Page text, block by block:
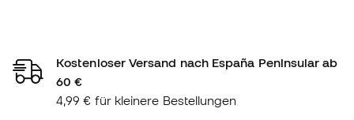
Kostenloser Versand nach España Peninsular ab
60 €
4,99 € für kleinere Bestellungen